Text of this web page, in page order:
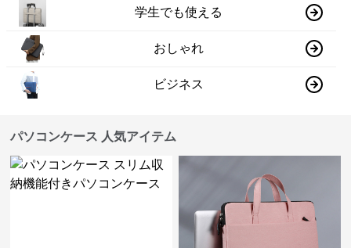
学生でも使える
おしゃれ
ビジネス
パソコンケース 人気アイテム